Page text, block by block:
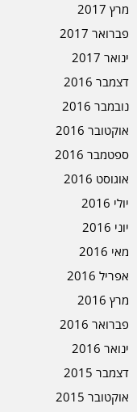
מרץ 2017
פברואר 2017
ינואר 2017
דצמבר 2016
נובמבר 2016
אוקטובר 2016
ספטמבר 2016
אוגוסט 2016
יולי 2016
יוני 2016
מאי 2016
אפריל 2016
מרץ 2016
פברואר 2016
ינואר 2016
דצמבר 2015
אוקטובר 2015